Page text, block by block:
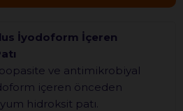
İyodoform İçeren
ve antimikrobiyal
içeren önceden
hidroksit patı.